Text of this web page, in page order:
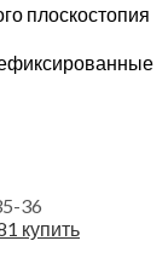
плоскостопия
36